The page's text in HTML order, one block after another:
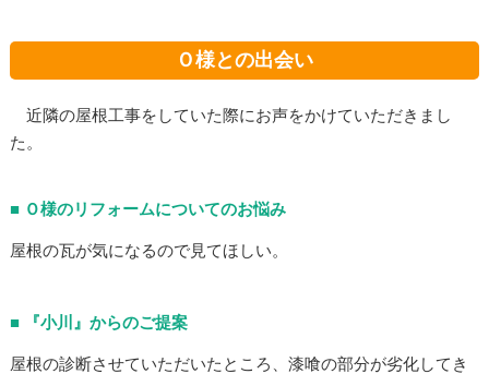
Ｏ様との出会い
近隣の屋根工事をしていた際にお声をかけていただきまし
た。
Ｏ様のリフォームについてのお悩み
屋根の瓦が気になるので見てほしい。
『小川』からのご提案
屋根の診断させていただいたところ、漆喰の部分が劣化してき